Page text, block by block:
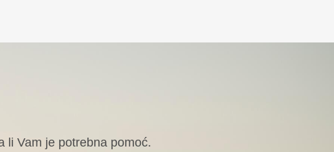
li Vam je potrebna pomoć.